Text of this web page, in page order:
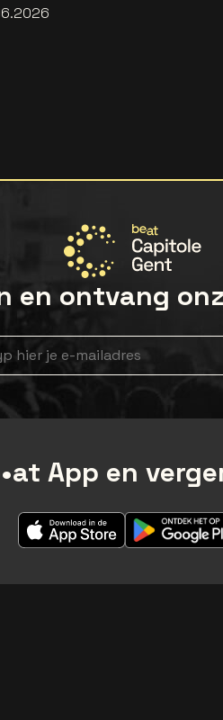
en ontvang
aanmelding
App en